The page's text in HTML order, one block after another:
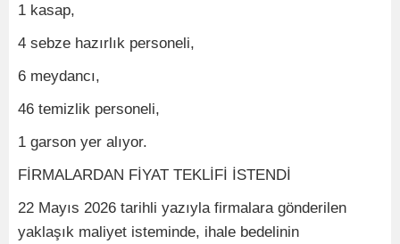
1 kasap,
4 sebze hazırlık personeli,
6 meydancı,
46 temizlik personeli,
1 garson yer alıyor.
FİRMALARDAN FİYAT TEKLİFİ İSTENDİ
22 Mayıs 2026 tarihli yazıyla firmalara gönderilen
yaklaşık maliyet isteminde, ihale bedelinin